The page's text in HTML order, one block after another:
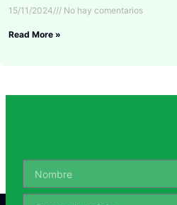
15/11/2024 No hay comentarios
Read More »